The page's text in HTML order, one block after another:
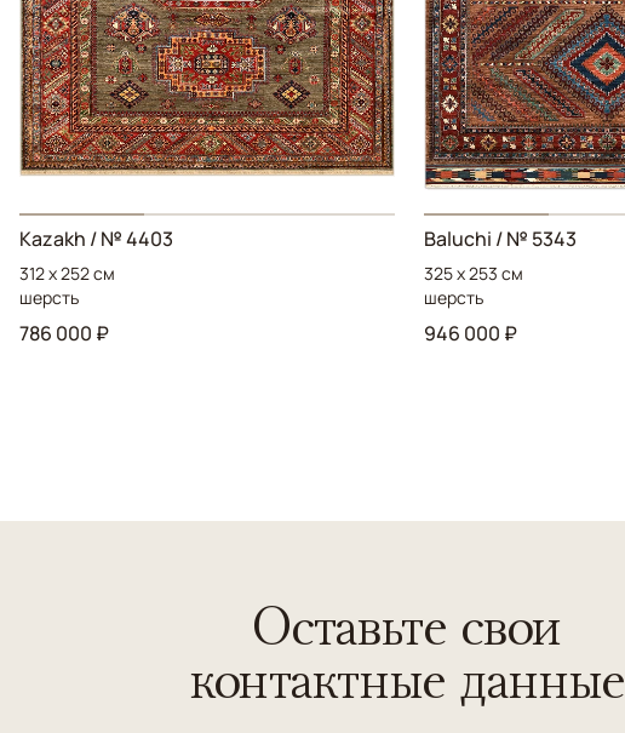
Kazakh / № 4403
312 x 252 см
шерсть
786 000 ₽
Baluchi / № 5343
325 x 253 см
шерсть
946 000 ₽
Оставьте свои
контактные данные